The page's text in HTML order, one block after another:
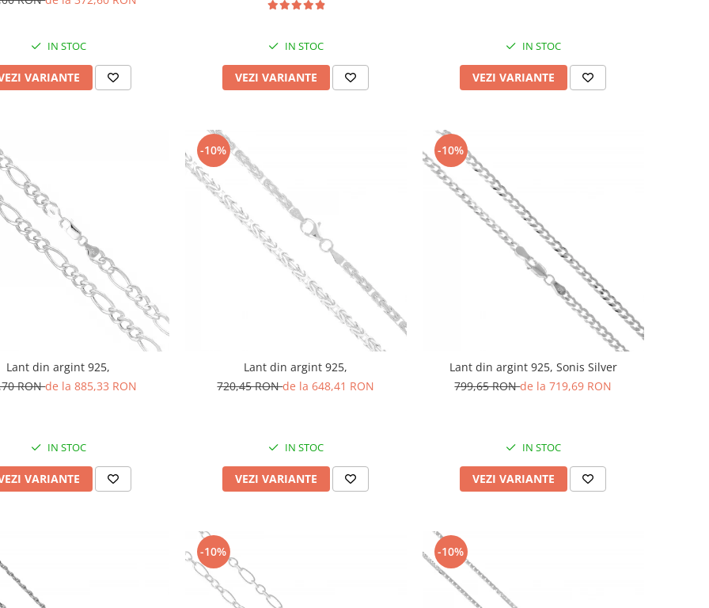
IN STOC
VARIANTE
IN STOC
VEZI VARIANTE
IN STOC
VEZI VARIANTE
Lant din argint 925,
RONde la 885,33 RON
IN STOC
VARIANTE
-10%
Lant din argint 925,
720,45 RONde la 648,41 RON
IN STOC
VEZI VARIANTE
-10%
Lant din argint 925, Sonis Silver
799,65 RONde la 719,69 RON
IN STOC
VEZI VARIANTE
-10% -10%